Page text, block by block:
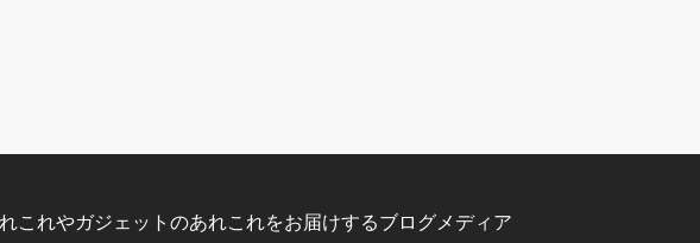
これやガジェットのあれこれをお届けするブログメディア